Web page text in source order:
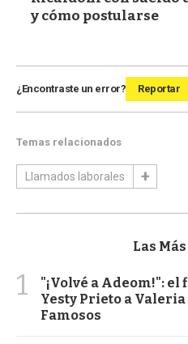
y cómo postularse
¿Encontraste un error? Reportar
Temas relacionados
Llamados laborales
Las
1
"¡Volvé a Adeom!":
Yesty Prieto a
Famosos